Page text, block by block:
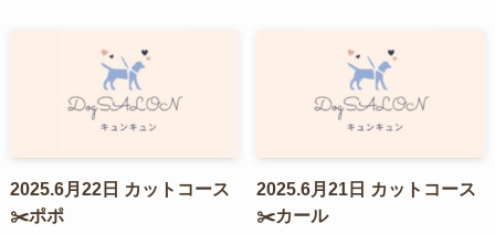
2025.6月22日 カットコース
✂️ポポ
2025.6月21日 カットコース
✂️カール